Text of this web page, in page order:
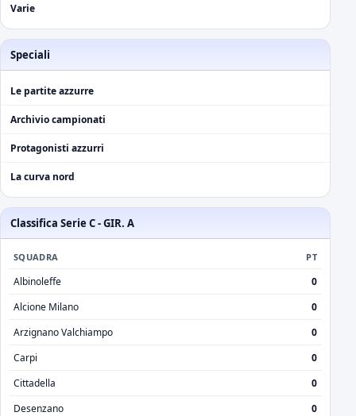
Varie
Speciali
Le partite azzurre
Archivio campionati
Protagonisti azzurri
La curva nord
Classifica Serie C - GIR. A
SQUADRA PT
Albinoleffe
0
Alcione Milano
0
Arzignano Valchiampo
0
Carpi
0
Cittadella
0
Desenzano
0